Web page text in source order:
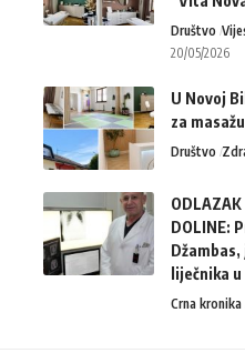
Društvo
20/05/2026
U Novoj
za
Društvo
ODLAZAK
DOLINE:
liječnika
Crna kronika